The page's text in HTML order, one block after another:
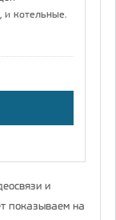
и котельные.
и
показываем на